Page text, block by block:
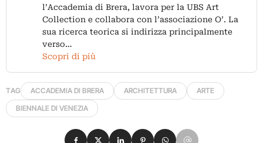
l’Accademia di Brera, lavora per la UBS Art
Collection e collabora con l’associazione O’. La
sua ricerca teorica si indirizza principalmente
verso…
Scopri di più
TAG ACCADEMIA DI BRERA ARCHITETTURA
ARTE
BIENNALE DI VENEZIA
Condividi su Facebook
Condividi su X
Condividi su LinkedIn
Condividi su Pinterest
Condividi su WhatsApp
Condividi su Email